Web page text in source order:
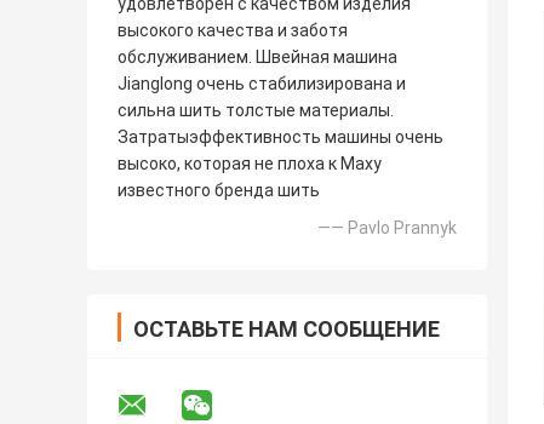
удовлетворен с качеством изделия
высокого качества и заботя
обслуживанием. Швейная машина
Jianglong очень стабилизирована и
сильна шить толстые материалы.
Затратыэффективность машины очень
высоко, которая не плоха к Маху
известного бренда шить
—— Pavlo Prannyk
ОСТАВЬТЕ НАМ СООБЩЕНИЕ